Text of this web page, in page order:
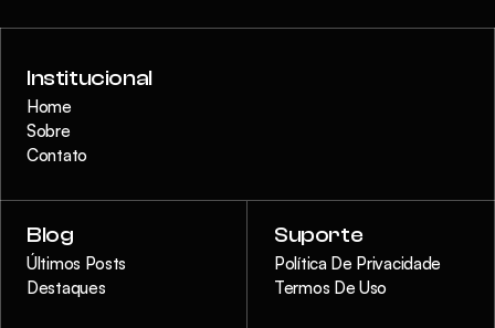
Institucional
Home
Sobre
Contato
Blog
Últimos Posts
Destaques
Suporte
Política De Privacidade
Termos De Uso